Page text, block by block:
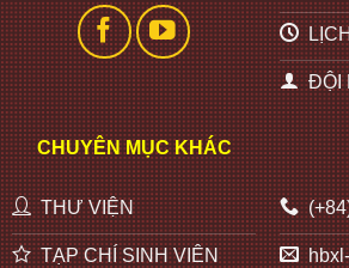
ĐỘI
CHUYÊN MỤC KHÁC
THƯ VIỆN
TẠP CHÍ SINH VIÊN
hbxl-